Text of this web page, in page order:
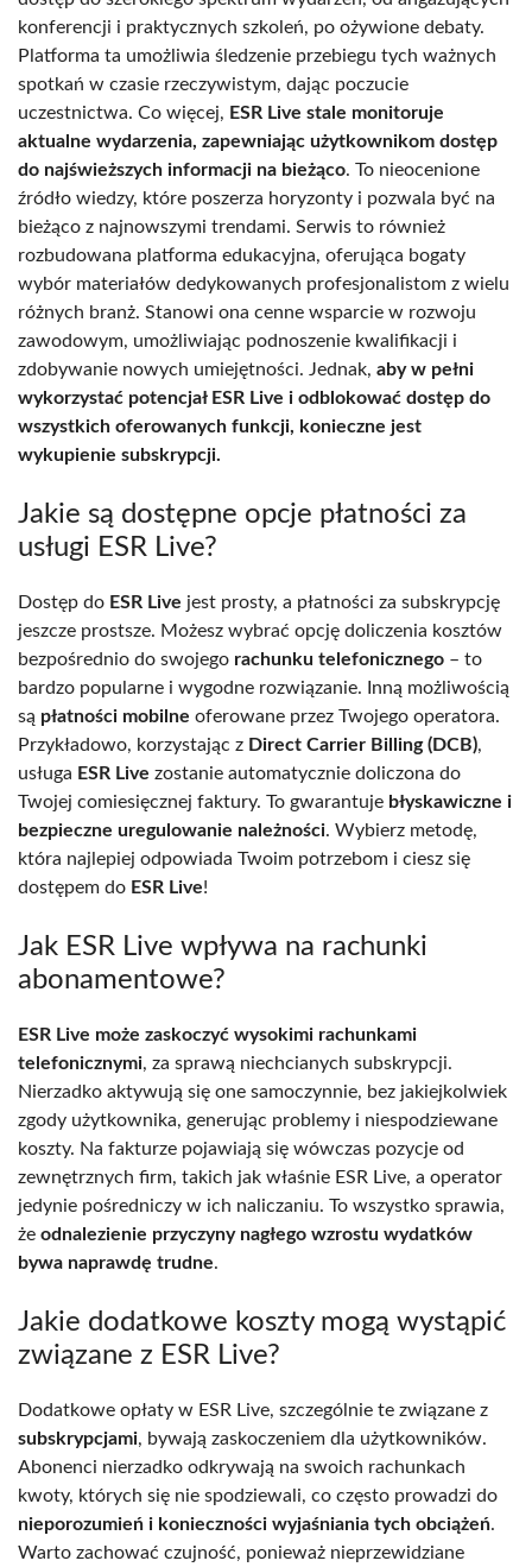
konferencji i praktycznych szkoleń, po ożywione debaty.
Platforma ta umożliwia śledzenie przebiegu tych ważnych
spotkań w czasie rzeczywistym, dając poczucie
uczestnictwa. Co więcej, ESR Live stale monitoruje
aktualne wydarzenia, zapewniając użytkownikom dostęp
do najświeższych informacji na bieżąco. To nieocenione
źródło wiedzy, które poszerza horyzonty i pozwala być na
bieżąco z najnowszymi trendami. Serwis to również
rozbudowana platforma edukacyjna, oferująca bogaty
wybór materiałów dedykowanych profesjonalistom z wielu
różnych branż. Stanowi ona cenne wsparcie w rozwoju
zawodowym, umożliwiając podnoszenie kwalifikacji i
zdobywanie nowych umiejętności. Jednak, aby w pełni
wykorzystać potencjał ESR Live i odblokować dostęp do
wszystkich oferowanych funkcji, konieczne jest
wykupienie subskrypcji.
Jakie są dostępne opcje płatności za
usługi ESR Live?
Dostęp do ESR Live jest prosty, a płatności za subskrypcję
jeszcze prostsze. Możesz wybrać opcję doliczenia kosztów
bezpośrednio do swojego rachunku telefonicznego – to
bardzo popularne i wygodne rozwiązanie. Inną możliwością
są płatności mobilne oferowane przez Twojego operatora.
Przykładowo, korzystając z Direct Carrier Billing (DCB),
usługa ESR Live zostanie automatycznie doliczona do
Twojej comiesięcznej faktury. To gwarantuje błyskawiczne i
bezpieczne uregulowanie należności. Wybierz metodę,
która najlepiej odpowiada Twoim potrzebom i ciesz się
dostępem do ESR Live!
Jak ESR Live wpływa na rachunki
abonamentowe?
ESR Live może zaskoczyć wysokimi rachunkami
telefonicznymi, za sprawą niechcianych subskrypcji.
Nierzadko aktywują się one samoczynnie, bez jakiejkolwiek
zgody użytkownika, generując problemy i niespodziewane
koszty. Na fakturze pojawiają się wówczas pozycje od
zewnętrznych firm, takich jak właśnie ESR Live, a operator
jedynie pośredniczy w ich naliczaniu. To wszystko sprawia,
że odnalezienie przyczyny nagłego wzrostu wydatków
bywa naprawdę trudne.
Jakie dodatkowe koszty mogą wystąpić
związane z ESR Live?
Dodatkowe opłaty w ESR Live, szczególnie te związane z
subskrypcjami, bywają zaskoczeniem dla użytkowników.
Abonenci nierzadko odkrywają na swoich rachunkach
kwoty, których się nie spodziewali, co często prowadzi do
nieporozumień i konieczności wyjaśniania tych obciążeń.
Warto zachować czujność, ponieważ nieprzewidziane